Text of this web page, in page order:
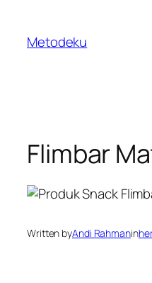
content
Metodeku
Flimbar
Written byAndi Rahmanin